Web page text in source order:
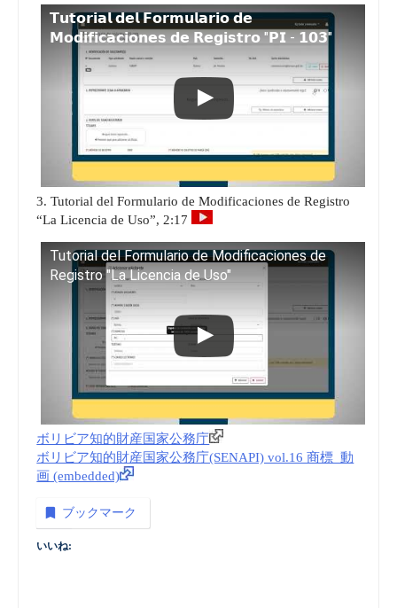
𝗧𝘂𝘁𝗼𝗿𝗶𝗮𝗹 𝗱𝗲𝗹 𝗙𝗼𝗿𝗺𝘂𝗹𝗮𝗿𝗶𝗼 𝗱𝗲
𝗠𝗼𝗱𝗶𝗳𝗶𝗰𝗮𝗰𝗶𝗼𝗻𝗲𝘀 𝗱𝗲 𝗥𝗲𝗴𝗶𝘀𝘁𝗿𝗼 "𝗣𝗜 - 𝟭𝟬𝟯"
3. Tutorial del Formulario de Modificaciones de Registro
“La Licencia de Uso”, 2:17
Tutorial del Formulario de Modificaciones de
Registro "La Licencia de Uso"
ボリビア知的財産国家公務庁
ボリビア知的財産国家公務庁(SENAPI) vol.16 商標_動
画 (embedded)
ブックマーク
いいね: